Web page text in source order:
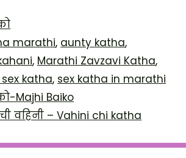
marathi, aunty katha,
, Marathi Zavzavi Katha,
katha, sex katha in marathi
Majhi Baiko
वहिनी – Vahini chi katha